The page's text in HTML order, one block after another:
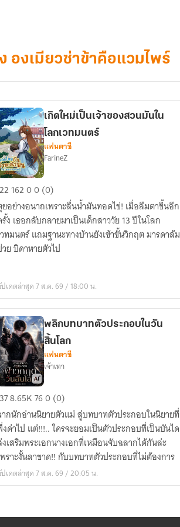
องเมียวซ่าข้าคือแวมไพร์
เกิด
ป็น
จ้าของ
วน
น
ลก
วทมนตร์
เกิดใหม่เป็นเจ้าของสวนมันใน
โลกเวทมนตร์
แฟนตาซี
FarineZ
22 162 00 (0)
อย่างอนาถเพราะลื่นน้ำมันทอดไข่! เมื่อลืมตาขึ้นอีก
ง เธอกลับกลายมาเป็นเด็กสาววัย 13 ปีในโลก
ทมนตร์ แถมฐานะทางบ้านยังเข้าขั้นวิกฤต มารดาล้ม
ย บิดาหายตัวไป
เดตล่าสุด 7 ส.ค. 69 / 18:00 น.
พลิก
บทบาท
วประกอบ
น
น
น
ลก
พลิกบทบาทตัวประกอบในวัน
สิ้นโลก
แฟนตาซี
เจ้าเทา
378.65K 760 (0)
กนักอ่านนิยายตัวแม่ สู่บทบาทตัวประกอบในนิยายที่
ด่าไป แต่!!!.. ใครจะยอมเป็นตัวประกอบที่เป็นบันได
เสริมพระเอกนางเอกที่เหมือนจับฉลากได้กันล่ะ
ราะงั้นลาขาด!! กับบทบาทตัวประกอบที่ไม่ต้องการ
เดตล่าสุด 7 ส.ค. 69 / 20:05 น.